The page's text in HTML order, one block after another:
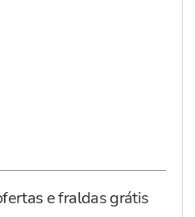
e fraldas grátis